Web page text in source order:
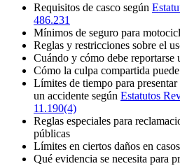
Requisitos de casco según
486.231
Mínimos de seguro para
Reglas y restricciones sobre el
Cuándo y cómo debe reportarse
Cómo la culpa compartida
Límites de tiempo para
un accidente según Estatutos
11.190(4)
Reglas especiales para
públicas
Límites en ciertos daños en
Qué evidencia se necesita para